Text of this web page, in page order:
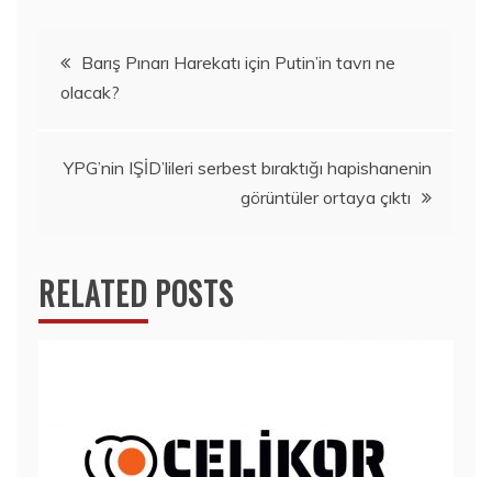
Yazı
gezinmesi
Barış Pınarı Harekatı için Putin’in tavrı ne
olacak?
YPG’nin IŞİD’lileri serbest bıraktığı hapishanenin
görüntüler ortaya çıktı
RELATED POSTS